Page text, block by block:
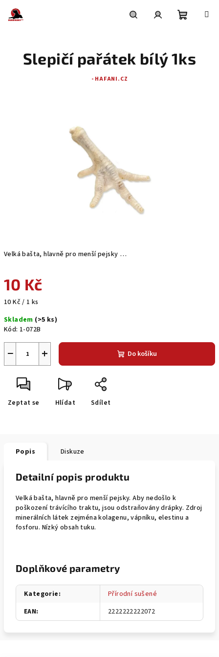
obsah
košík
Velká bašta, hlavně pro menší pejsky …
10 Kč
Měrná
10 Kč / 1 ks
Skladem (>5 ks)
Kód: 1-072B
+
− Do košíku
Zeptat se Hlídat Sdílet
Slepičí pařátek bílý 1ks
- HAFANI.CZ
Popis Diskuze
Detailní popis produktu
Velká bašta, hlavně pro menší pejsky. Aby nedošlo k
poškození trávícího traktu, jsou odstraňovány drápky. Zdroj
minerálních látek zejména kolagenu, vápníku, elestinu a
fosforu. Nízký obsah tuku.
Doplňkové parametry
Kategorie:
Přírodní sušené
EAN: 2222222222072